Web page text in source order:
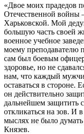
«Двое моих прадедов
Отечественной войны
Харьковской. Мой
большую часть своей
военное учебное
моему преподавателю
сам был боевым
здоровье, но не
нам, что каждый
оставаться в стороне.
он действительно
дальнейшем защитить
откликаться на зов. И
мыслях не было
Князев.